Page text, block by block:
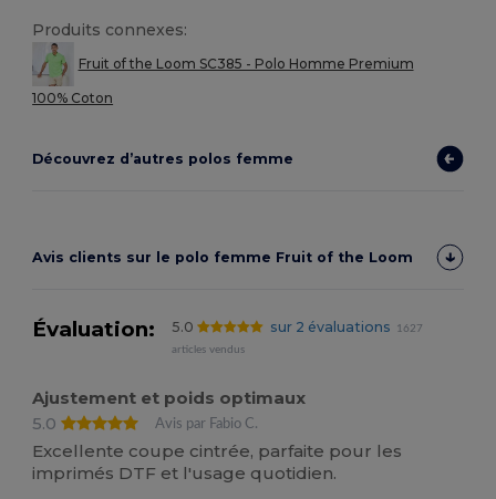
Produits connexes:
Fruit of the Loom SC385 - Polo Homme Premium
100% Coton
Découvrez d’autres polos femme
Avis clients sur le polo femme Fruit of the Loom
Évaluation: 5.0 sur 2 évaluations
1627
articles vendus
Ajustement et poids optimaux
5.0
Avis par Fabio C.
Excellente coupe cintrée, parfaite pour les
imprimés DTF et l'usage quotidien.